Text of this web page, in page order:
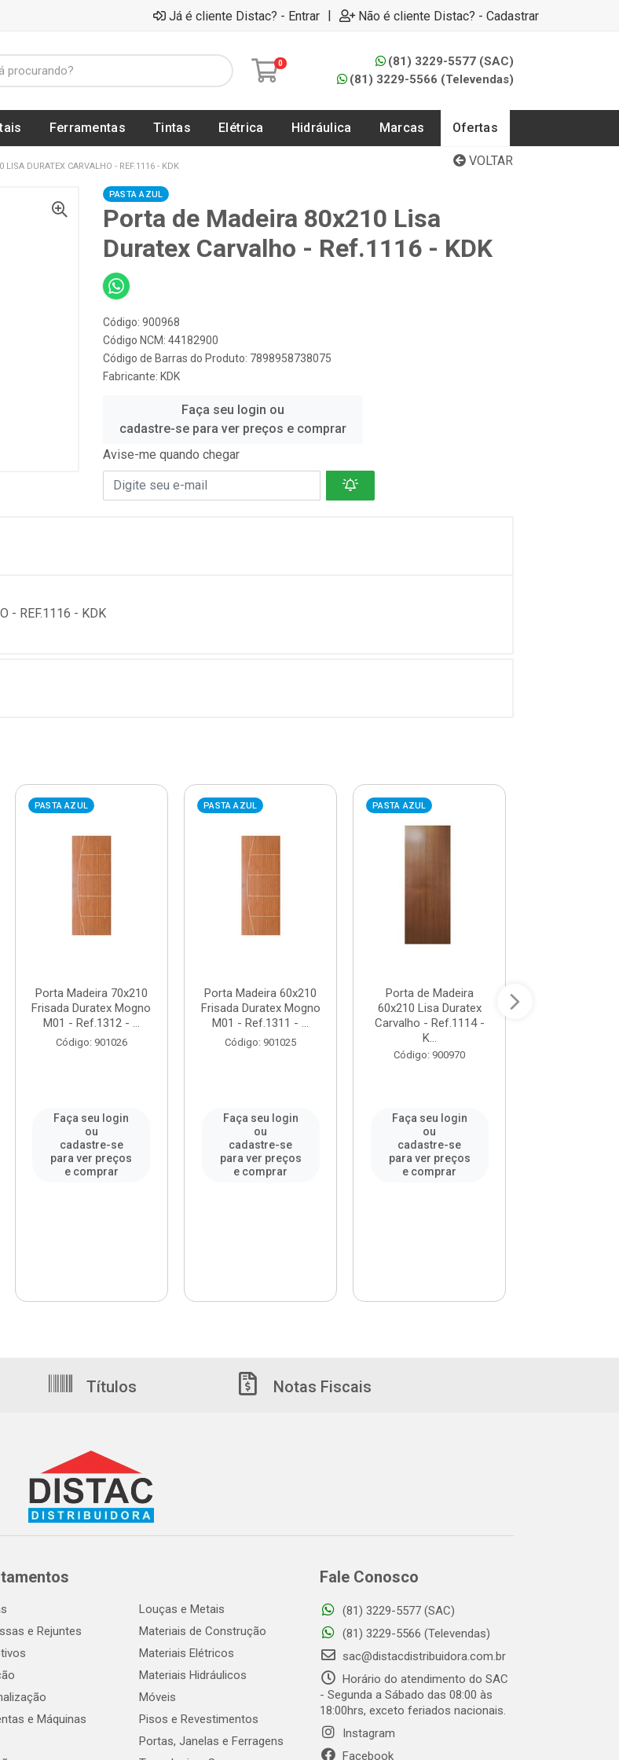
Já é cliente Distac? - Entrar | Não é cliente Distac? - Cadastrar
0
(81) 3229-5577 (SAC)
(81) 3229-5566 (Televendas)
Ferramentas Tintas Elétrica Hidráulica Marcas Ofertas
VOLTAR
LISA DURATEX CARVALHO - REF.1116 - KDK
PASTA AZUL
Porta de Madeira 80x210 Lisa
Duratex Carvalho - Ref.1116 - KDK
Código: 900968
Código NCM: 44182900
Código de Barras do Produto: 7898958738075
Fabricante: KDK
Faça seu login ou
cadastre-se para ver preços e comprar
Avise-me quando chegar
- REF.1116 - KDK
PASTA AZUL
Porta Madeira 70x210
Frisada Duratex Mogno
M01 - Ref.1312 - ...
Código: 901026
Faça seu login
ou
cadastre-se
para ver preços
e comprar
PASTA AZUL
Porta Madeira 60x210
Frisada Duratex Mogno
M01 - Ref.1311 - ...
Código: 901025
Faça seu login
ou
cadastre-se
para ver preços
e comprar
PASTA AZUL
Porta de Madeira
60x210 Lisa Duratex
Carvalho - Ref.1114 -
K...
Código: 900970
Faça seu login
ou
cadastre-se
para ver preços
e comprar
Títulos Notas Fiscais
e Rejuntes
e Máquinas
Louças e Metais
Materiais de Construção
Materiais Elétricos
Materiais Hidráulicos
Móveis
Pisos e Revestimentos
Portas, Janelas e Ferragens
Fale Conosco
(81) 3229-5577 (SAC)
(81) 3229-5566 (Televendas)
sac@distacdistribuidora.com.br
Horário do atendimento do SAC
- Segunda a Sábado das 08:00 às
18:00hrs, exceto feriados nacionais.
Instagram
Facebook